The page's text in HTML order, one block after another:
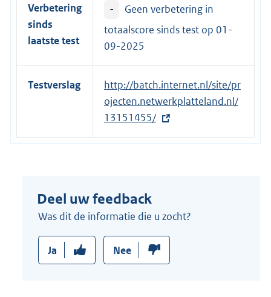
Verbetering
sinds
laatste test
-
Geen verbetering in
totaalscore sinds test op 01-
09-2025
Testverslag
E
x
t
e
l
i
:
http://batch.internet.nl/site/pr
ojecten.netwerkplatteland.nl/
13151455/
Deel uw feedback
Was dit de informatie die u zocht?
Ja Nee